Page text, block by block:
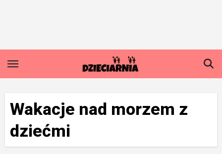
Wakacje nad morzem z
dziećmi